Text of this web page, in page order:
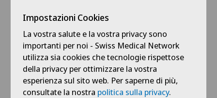
Nächste Termine: Wir freuen uns darauf, auch in
Zukunft spannende Vorträge in der Privatklinik
Lindberg anzubieten. Aktuelle Termine finden Sie
hier.
Impostazioni Cookies
La vostra salute e la vostra privacy sono
importanti per noi - Swiss Medical Network
utilizza sia cookies che tecnologie rispettose
della privacy per ottimizzare la vostra
esperienza sul sito web. Per saperne di più,
consultate la nostra politica sulla privacy.